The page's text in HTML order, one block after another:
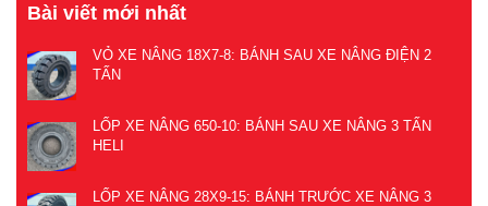
Bài viết mới nhất
VỎ XE NÂNG 18X7-8: BÁNH SAU XE NÂNG ĐIỆN 2
TẤN
LỐP XE NÂNG 650-10: BÁNH SAU XE NÂNG 3 TẤN
HELI
LỐP XE NÂNG 28X9-15: BÁNH TRƯỚC XE NÂNG 3